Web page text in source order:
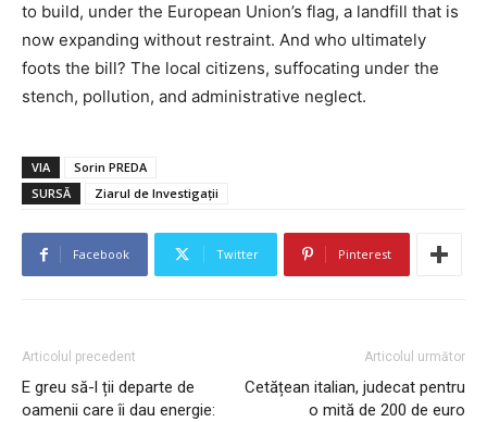
to build, under the European Union’s flag, a landfill that is
now expanding without restraint. And who ultimately
foots the bill? The local citizens, suffocating under the
stench, pollution, and administrative neglect.
VIA
Sorin PREDA
SURSĂ
Ziarul de Investigații
Facebook Twitter Pinterest
Articolul precedent
E greu să-l ții departe de
oamenii care îi dau energie:
Articolul următor
Cetățean italian, judecat pentru
o mită de 200 de euro